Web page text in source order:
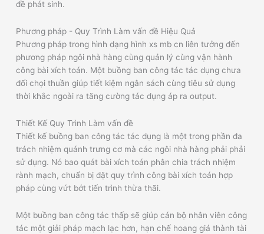
đề phát sinh.
Phương pháp - Quy Trình Làm vấn đề Hiệu Quả
Phương pháp trong hình dạng hình xs mb cn liên tưởng đến
phương pháp ngôi nhà hàng cùng quản lý cùng vận hành
công bài xích toán. Một buồng ban công tác tác dụng chưa
đối chọi thuần giúp tiết kiệm ngân sách cùng tiêu sử dụng
thời khắc ngoài ra tăng cường tác dụng áp ra output.
Thiết Kế Quy Trình Làm vấn đề
Thiết kế buồng ban công tác tác dụng là một trong phần đa
trách nhiệm quánh trưng cơ mà các ngôi nhà hàng phải phải
sử dụng. Nó bao quát bài xích toán phân chia trách nhiệm
rành mạch, chuẩn bị đặt quy trình công bài xích toán hợp
pháp cùng vứt bớt tiến trình thừa thãi.
Một buồng ban công tác thấp sẽ giúp cán bộ nhân viên công
tác một giải pháp mạch lạc hơn, hạn chế hoang giá thành tài